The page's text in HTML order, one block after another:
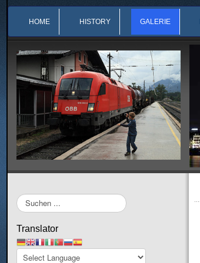
HOME HISTORY GALERIE
Suchen
...
Translator